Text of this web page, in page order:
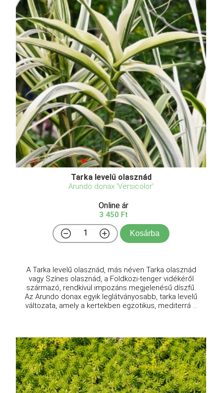
Tarka levelű olasznád
Arundo donax 'Versicolor'
Online ár
3 450 Ft
Kosárba
A Tarka levelű olasznád, más néven Tarka olasznád
vagy Színes olasznád, a Földközi-tenger vidékéről
származó, rendkívül impozáns megjelenésű díszfű.
Az Arundo donax egyik leglátványosabb, tarka levelű
változata, amely a kertekben egzotikus, mediterrá ...